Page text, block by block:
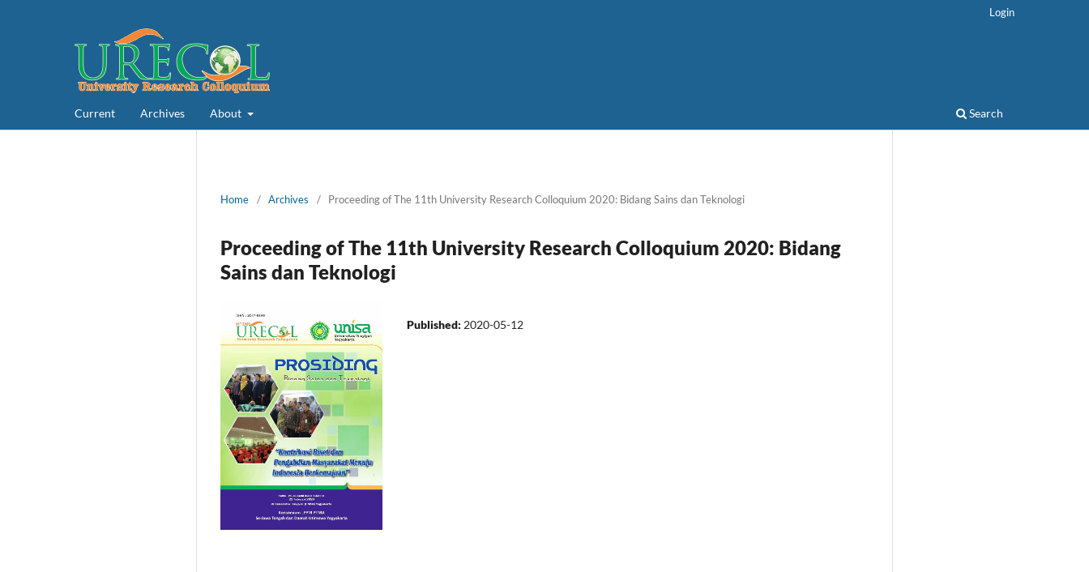
Current Archives About Search
Login
Home / Archives / Proceeding of The 11th University Research Colloquium 2020: Bidang Sains dan Teknologi
Proceeding of The 11th University Research Colloquium 2020: Bidang
Sains dan Teknologi
Published: 2020-05-12